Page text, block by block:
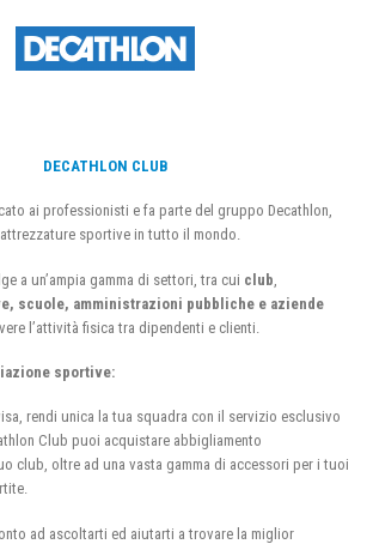
DECATHLON CLUB
ai professionisti e fa parte del gruppo Decathlon,
sportive in tutto il mondo.
a un’ampia gamma di settori, tra cui club
scuole, amministrazioni pubbliche e aziende
l’attività fisica tra dipendenti e clienti.
sportive:
rendi unica la tua squadra con il servizio esclusivo
Club puoi acquistare abbigliamento
club, oltre ad una vasta gamma di accessori per i tuoi
ad ascoltarti ed aiutarti a trovare la miglior